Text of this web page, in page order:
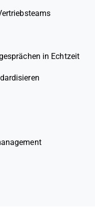
in Echtzeit